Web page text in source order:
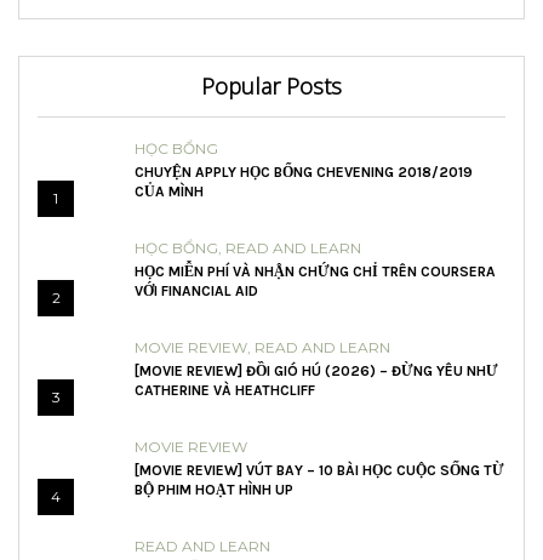
Popular Posts
1
HỌC BỔNG
CHUYỆN APPLY HỌC BỔNG CHEVENING 2018/2019
CỦA MÌNH
2
HỌC BỔNG, READ AND LEARN
HỌC MIỄN PHÍ VÀ NHẬN CHỨNG CHỈ TRÊN COURSERA
VỚI FINANCIAL AID
3
MOVIE REVIEW, READ AND LEARN
[MOVIE REVIEW] ĐỒI GIÓ HÚ (2026) – ĐỪNG YÊU NHƯ
CATHERINE VÀ HEATHCLIFF
4
MOVIE REVIEW
[MOVIE REVIEW] VÚT BAY – 10 BÀI HỌC CUỘC SỐNG TỪ
BỘ PHIM HOẠT HÌNH UP
READ AND LEARN